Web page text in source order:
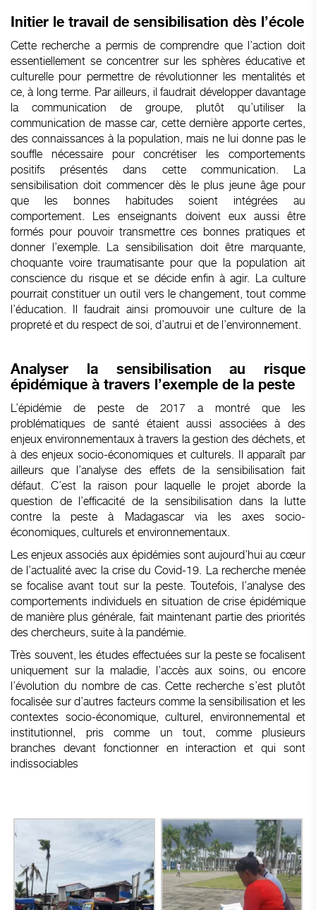
Initier le travail de sensibilisation dès l’école
Cette recherche a permis de comprendre que l’action doit
essentiellement se concentrer sur les sphères éducative et
culturelle pour permettre de révolutionner les mentalités et
ce, à long terme. Par ailleurs, il faudrait développer davantage
la communication de groupe, plutôt qu’utiliser la
communication de masse car, cette dernière apporte certes,
des connaissances à la population, mais ne lui donne pas le
souffle nécessaire pour concrétiser les comportements
positifs présentés dans cette communication. La
sensibilisation doit commencer dès le plus jeune âge pour
que les bonnes habitudes soient intégrées au
comportement. Les enseignants doivent eux aussi être
formés pour pouvoir transmettre ces bonnes pratiques et
donner l’exemple. La sensibilisation doit être marquante,
choquante voire traumatisante pour que la population ait
conscience du risque et se décide enfin à agir. La culture
pourrait constituer un outil vers le changement, tout comme
l’éducation. Il faudrait ainsi promouvoir une culture de la
propreté et du respect de soi, d’autrui et de l’environnement.
Analyser la sensibilisation au risque
épidémique à travers l’exemple de la peste
L’épidémie de peste de 2017 a montré que les
problématiques de santé étaient aussi associées à des
enjeux environnementaux à travers la gestion des déchets, et
à des enjeux socio-économiques et culturels. Il apparaît par
ailleurs que l’analyse des effets de la sensibilisation fait
défaut. C’est la raison pour laquelle le projet aborde la
question de l’efficacité de la sensibilisation dans la lutte
contre la peste à Madagascar via les axes socio-
économiques, culturels et environnementaux.
Les enjeux associés aux épidémies sont aujourd’hui au cœur
de l’actualité avec la crise du Covid-19. La recherche menée
se focalise avant tout sur la peste. Toutefois, l’analyse des
comportements individuels en situation de crise épidémique
de manière plus générale, fait maintenant partie des priorités
des chercheurs, suite à la pandémie.
Très souvent, les études effectuées sur la peste se focalisent
uniquement sur la maladie, l’accès aux soins, ou encore
l’évolution du nombre de cas. Cette recherche s’est plutôt
focalisée sur d’autres facteurs comme la sensibilisation et les
contextes socio-économique, culturel, environnemental et
institutionnel, pris comme un tout, comme plusieurs
branches devant fonctionner en interaction et qui sont
indissociables